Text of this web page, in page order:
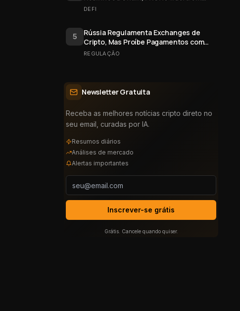
DEFI
5
Rússia Regulamenta Exchanges de
Cripto, Mas Proíbe Pagamentos com
Bitcoin
REGULAÇÃO
Newsletter Gratuita
Receba as melhores notícias cripto direto no
seu email, curadas por IA.
Resumos diários
Análises de mercado
Alertas importantes
Inscrever-se grátis
Grátis. Cancele quando quiser.